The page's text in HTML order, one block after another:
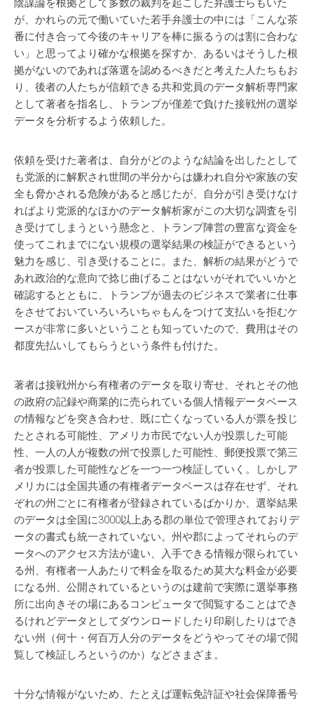
陰謀論を根拠として多数の裁判を起こした弁護士らもいた
が、かれらの元で働いていた若手弁護士の中には「こんな茶
番に付き合って今後のキャリアを棒に振るうのは割に合わな
い」と思ってより確かな根拠を探すか、あるいはそうした根
拠がないのであれば落選を認めるべきだと考えた人たちもお
り、後者の人たちが信頼できる共和党員のデータ解析専門家
として著者を指名し、トランプが僅差で負けた接戦州の選挙
データを分析するよう依頼した。
依頼を受けた著者は、自分がどのような結論を出したとして
も党派的に解釈され世間の半分からは嫌われ自分や家族の安
全も脅かされる危険があると感じたが、自分が引き受けなけ
ればより党派的なほかのデータ解析家がこの大切な調査を引
き受けてしまうという懸念と、トランプ陣営の豊富な資金を
使ってこれまでにない規模の選挙結果の検証ができるという
魅力を感じ、引き受けることに。また、解析の結果がどうで
あれ政治的な意向で捻じ曲げることはないがそれでいいかと
確認するとともに、トランプが過去のビジネスで業者に仕事
をさせておいていろいろいちゃもんをつけて支払いを拒むケ
ースが非常に多いということも知っていたので、費用はその
都度先払いしてもらうという条件も付けた。
著者は接戦州から有権者のデータを取り寄せ、それとその他
の政府の記録や商業的に売られている個人情報データベース
の情報などを突き合わせ、既に亡くなっている人が票を投じ
たとされる可能性、アメリカ市民でない人が投票した可能
性、一人の人が複数の州で投票した可能性、郵便投票で第三
者が投票した可能性などを一つ一つ検証していく。しかしア
メリカには全国共通の有権者データベースは存在せず、それ
ぞれの州ごとに有権者が登録されているばかりか、選挙結果
のデータは全国に3000以上ある郡の単位で管理されておりデ
ータの書式も統一されていない。州や郡によってそれらのデ
ータへのアクセス方法が違い、入手できる情報が限られてい
る州、有権者一人あたりで料金を取るため莫大な料金が必要
になる州、公開されているというのは建前で実際に選挙事務
所に出向きその場にあるコンピュータで閲覧することはでき
るけれどデータとしてダウンロードしたり印刷したりはでき
ない州（何十・何百万人分のデータをどうやってその場で閲
覧して検証しろというのか）などさまざま。
十分な情報がないため、たとえば運転免許証や社会保障番号